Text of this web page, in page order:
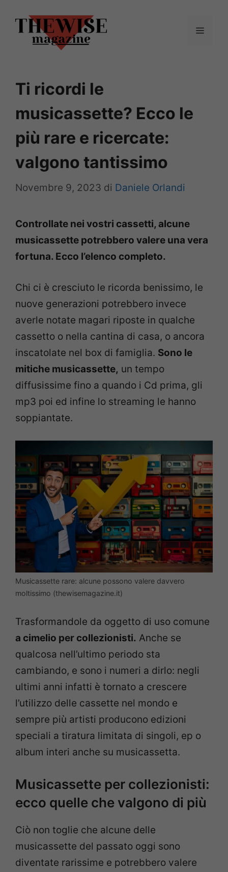
contenuto
Menu
Ti ricordi le
musicassette? Ecco le
più rare e ricercate:
valgono tantissimo
Novembre 9, 2023 di Daniele Orlandi
Controllate nei vostri cassetti, alcune
musicassette potrebbero valere una vera
fortuna. Ecco l’elenco completo.
Chi ci è cresciuto le ricorda benissimo, le
nuove generazioni potrebbero invece
averle notate magari riposte in qualche
cassetto o nella cantina di casa, o ancora
inscatolate nel box di famiglia. Sono le
mitiche musicassette, un tempo
diffusissime fino a quando i Cd prima, gli
mp3 poi ed infine lo streaming le hanno
soppiantate.
Musicassette rare: alcune possono valere davvero
moltissimo (thewisemagazine.it)
Trasformandole da oggetto di uso comune
a cimelio per collezionisti. Anche se
qualcosa nell’ultimo periodo sta
cambiando, e sono i numeri a dirlo: negli
ultimi anni infatti è tornato a crescere
l’utilizzo delle cassette nel mondo e
sempre più artisti producono edizioni
speciali a tiratura limitata di singoli, ep o
album interi anche su musicassetta.
Musicassette per collezionisti:
ecco quelle che valgono di più
Ciò non toglie che alcune delle
musicassette del passato oggi sono
diventate rarissime e potrebbero valere